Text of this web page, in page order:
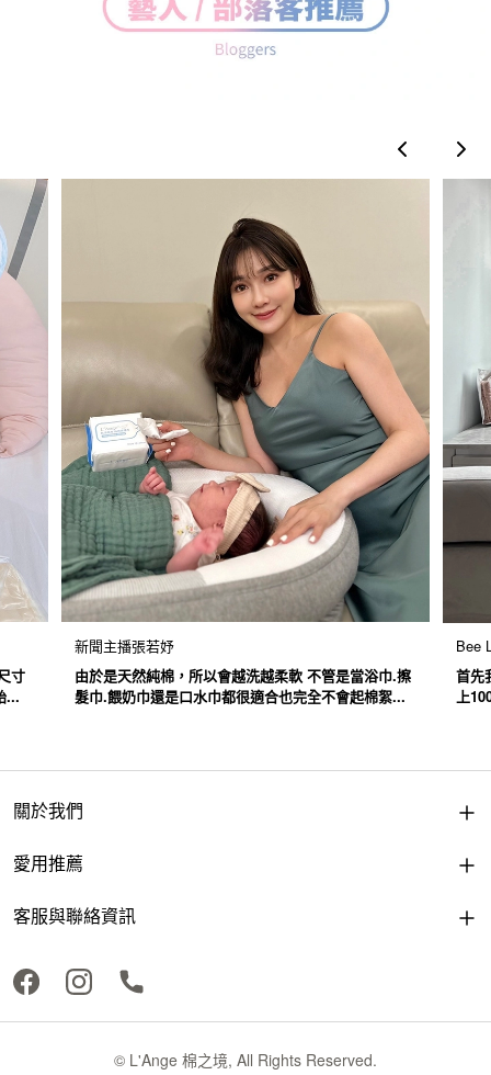
寸
...
新聞主播張若妤
由於是天然純棉，所以會越洗越柔軟 不管是當浴巾.擦
髮巾.餵奶巾還是口水巾都很適合也完全不會起棉絮...
Bee
首先
上
關於我們
愛用推薦
客服與聯絡資訊
© L'Ange 棉之境, All Rights Reserved.